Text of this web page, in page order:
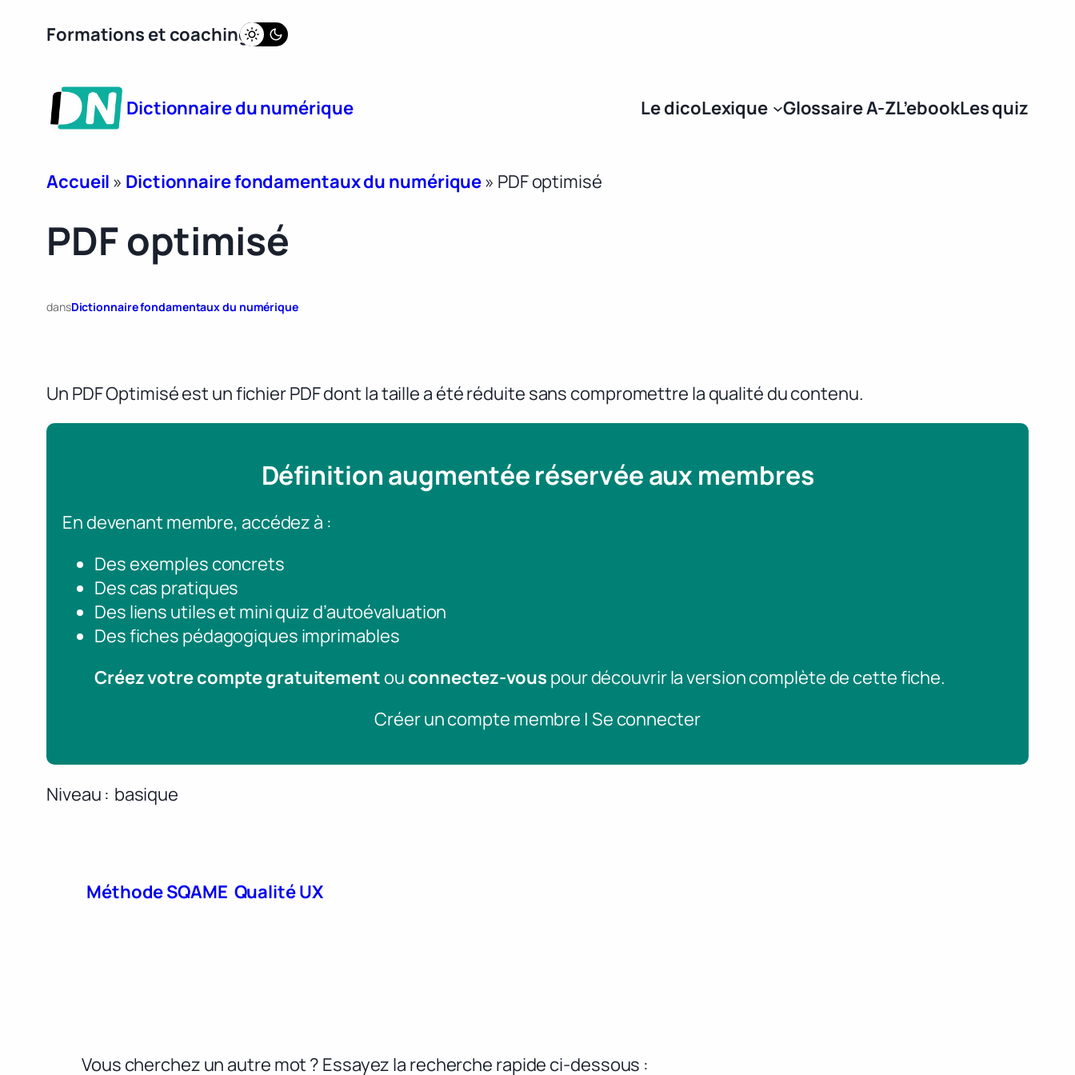
Formations et coaching
Dictionnaire du numérique Le dicoLexique Glossaire A-ZL’ebookLes quiz
Accueil » Dictionnaire fondamentaux du numérique» PDF optimisé
PDF optimisé
dansDictionnaire fondamentaux du numérique
Un PDF Optimisé est un fichier PDF dont la taille a été réduite sans compromettre la qualité du contenu.
Définition augmentée réservée aux membres
En devenant membre, accédez à :
Des exemples concrets
Des cas pratiques
Des liens utiles et mini quiz d’autoévaluation
Des fiches pédagogiques imprimables
Créez votre compte gratuitement ou connectez-vous pour découvrir la version complète de cette fiche.
Créer un compte membre | Se connecter
Niveau basique
Méthode SQAME Qualité UX
Vous cherchez un autre mot ? Essayez la recherche rapide ci-dessous :